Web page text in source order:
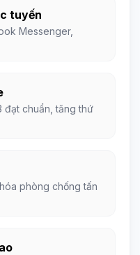
tuyến
Messenger,
đạt chuẩn, tăng thứ
phòng chống tấn